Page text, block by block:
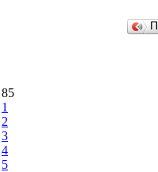
85
1
2
3
4
5